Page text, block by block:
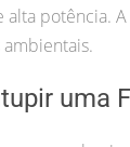
alta potência.
uma